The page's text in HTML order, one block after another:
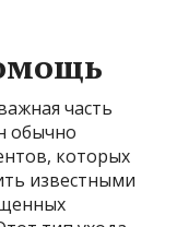
часть
обычно
которых
известными